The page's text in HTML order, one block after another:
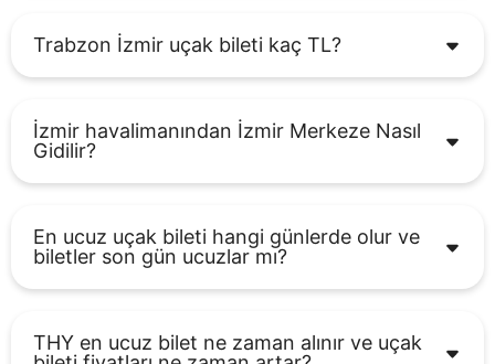
Trabzon İzmir uçak bileti kaç TL?
İzmir havalimanından İzmir Merkeze Nasıl
Gidilir?
En ucuz uçak bileti hangi günlerde olur ve
biletler son gün ucuzlar mı?
THY en ucuz bilet ne zaman alınır ve uçak